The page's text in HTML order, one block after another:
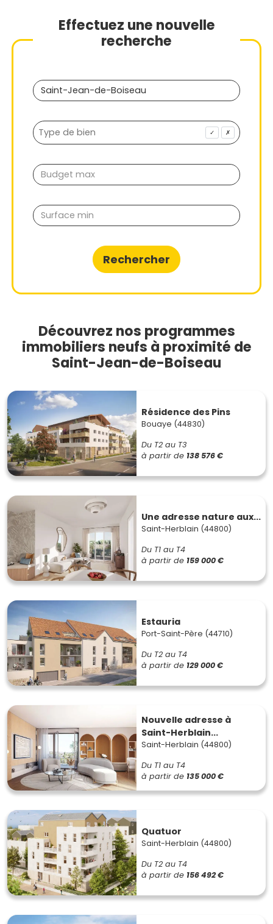
Effectuez une nouvelle
recherche
✓ ✗
Rechercher
Découvrez nos programmes
immobiliers neufs à proximité de
Saint-Jean-de-Boiseau
Résidence des Pins
Bouaye (44830)
Du T2 au T3
à partir de 138 576 €
Une adresse nature aux...
Saint-Herblain (44800)
Du T1 au T4
à partir de 159 000 €
Estauria
Port-Saint-Père (44710)
Du T2 au T4
à partir de 129 000 €
Nouvelle adresse à
Saint-Herblain...
Saint-Herblain (44800)
Du T1 au T4
à partir de 135 000 €
Quatuor
Saint-Herblain (44800)
Du T2 au T4
à partir de 156 492 €